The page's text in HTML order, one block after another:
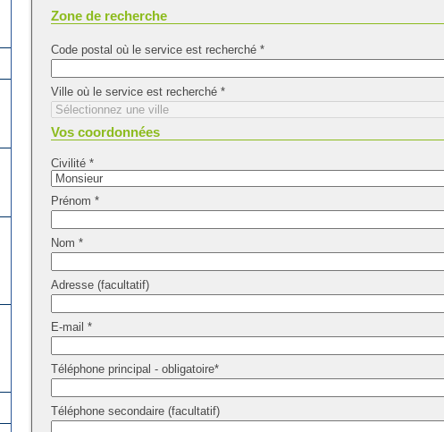
Zone de recherche
Code postal où le service est recherché*
Ville où le service est recherché*
Vos coordonnées
Civilité*
Prénom*
Nom*
Adresse (facultatif)
E-mail*
Téléphone principal - obligatoire*
Téléphone secondaire (facultatif)